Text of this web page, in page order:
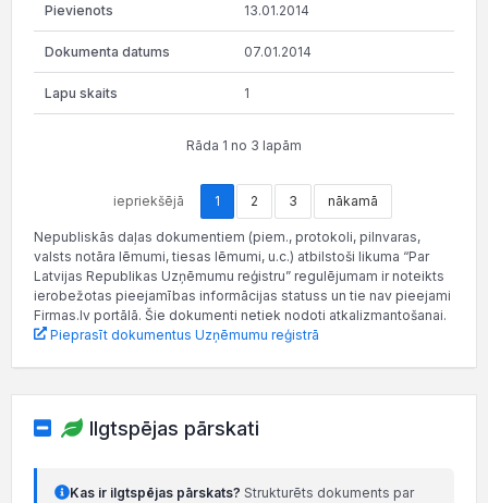
13.01.2014
07.01.2014
1
Rāda 1 no 3 lapām
iepriekšējā 1 2 3 nākamā
Nepubliskās daļas dokumentiem (piem., protokoli, pilnvaras,
valsts notāra lēmumi, tiesas lēmumi, u.c.) atbilstoši likuma “Par
Latvijas Republikas Uzņēmumu reģistru” regulējumam ir noteikts
ierobežotas pieejamības informācijas statuss un tie nav pieejami
Firmas.lv portālā. Šie dokumenti netiek nodoti atkalizmantošanai.
Pieprasīt dokumentus Uzņēmumu reģistrā
Ilgtspējas pārskati
Kas ir ilgtspējas pārskats? Strukturēts dokuments par